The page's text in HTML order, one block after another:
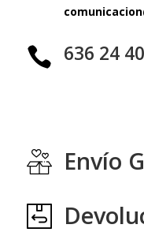
 636 24
Envío